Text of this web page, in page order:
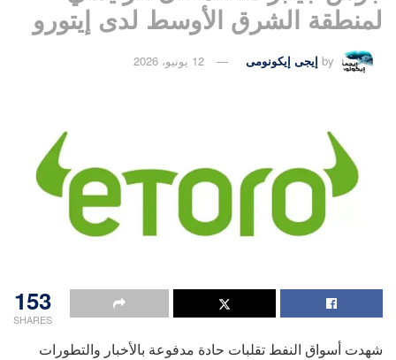
لمنطقة الشرق الأوسط لدى إيتورو
by إيجى إيكونومى 12 يونيو، 2026
153
SHARES
شهدت أسواق النفط تقلبات حادة مدفوعة بالأخبار والتطورات